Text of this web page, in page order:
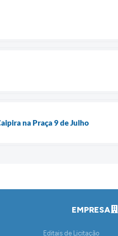
na Praça 9 de Julho
EMPRESA
Editais de Licitação